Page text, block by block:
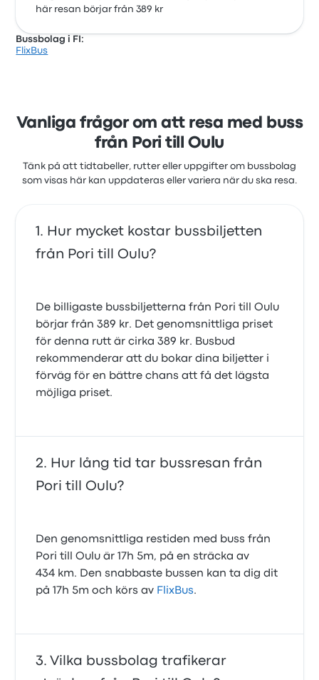
här resan börjar från 389 kr
Bussbolag i FI:
FlixBus
Vanliga frågor om att resa med buss
från Pori till Oulu
Tänk på att tidtabeller, rutter eller uppgifter om bussbolag
som visas här kan uppdateras eller variera när du ska resa.
Hur mycket kostar bussbiljetten
från Pori till Oulu?
De billigaste bussbiljetterna från Pori till Oulu
börjar från 389 kr. Det genomsnittliga priset
för denna rutt är cirka 389 kr. Busbud
rekommenderar att du bokar dina biljetter i
förväg för en bättre chans att få det lägsta
möjliga priset.
Hur lång tid tar bussresan från
Pori till Oulu?
Den genomsnittliga restiden med buss från
Pori till Oulu är 17h 5m, på en sträcka av
434 km. Den snabbaste bussen kan ta dig dit
på 17h 5m och körs av FlixBus.
Vilka bussbolag trafikerar